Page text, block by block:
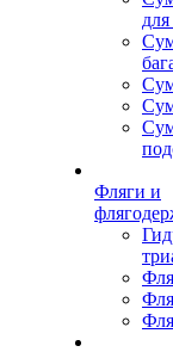
Фляги и